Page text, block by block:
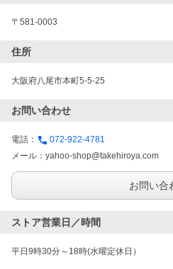
〒581-0003
住所
大阪府八尾市本町5-5-25
お問い合わせ
電話：
072-922-4781
メール： yahoo-shop@takehiroya.com
お問い合
ストア営業日／時間
平日9時30分～18時(水曜定休日）